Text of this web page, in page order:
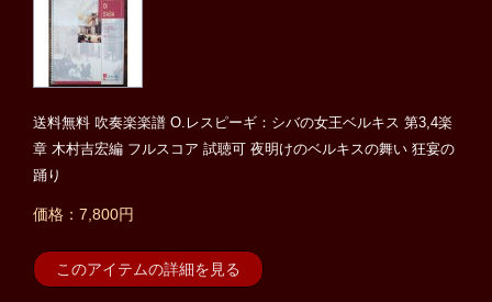
送料無料 吹奏楽楽譜 O.レスピーギ：シバの女王ベルキス 第3,4楽
章 木村吉宏編 フルスコア 試聴可 夜明けのベルキスの舞い 狂宴の
踊り
価格：7,800円
このアイテムの詳細を見る